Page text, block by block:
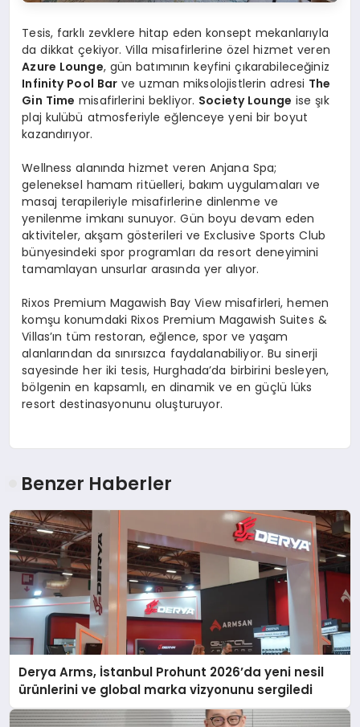
Tesis, farklı zevklere hitap eden konsept mekanlarıyla
da dikkat çekiyor. Villa misafirlerine özel hizmet veren
Azure Lounge, gün batımının keyfini çıkarabileceğiniz
Infinity Pool Bar ve uzman miksolojistlerin adresi The
Gin Time misafirlerini bekliyor. Society Lounge ise şık
plaj kulübü atmosferiyle eğlenceye yeni bir boyut
kazandırıyor.
Wellness alanında hizmet veren Anjana Spa;
geleneksel hamam ritüelleri, bakım uygulamaları ve
masaj terapileriyle misafirlerine dinlenme ve
yenilenme imkanı sunuyor. Gün boyu devam eden
aktiviteler, akşam gösterileri ve Exclusive Sports Club
bünyesindeki spor programları da resort deneyimini
tamamlayan unsurlar arasında yer alıyor.
Rixos Premium Magawish Bay View misafirleri, hemen
komşu konumdaki Rixos Premium Magawish Suites &
Villas’ın tüm restoran, eğlence, spor ve yaşam
alanlarından da sınırsızca faydalanabiliyor. Bu sinerji
sayesinde her iki tesis, Hurghada’da birbirini besleyen,
bölgenin en kapsamlı, en dinamik ve en güçlü lüks
resort destinasyonunu oluşturuyor.
Benzer Haberler
Derya Arms, İstanbul Prohunt 2026’da yeni nesil
ürünlerini ve global marka vizyonunu sergiledi